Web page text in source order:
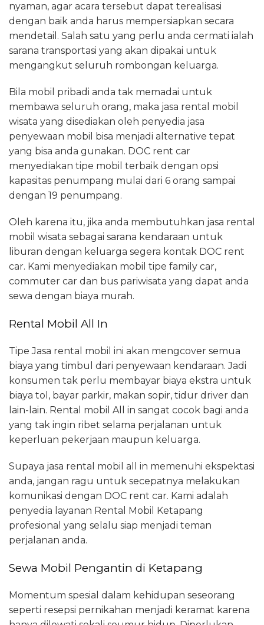
nyaman, agar acara tersebut dapat terealisasi
dengan baik anda harus mempersiapkan secara
mendetail. Salah satu yang perlu anda cermati ialah
sarana transportasi yang akan dipakai untuk
mengangkut seluruh rombongan keluarga.
Bila mobil pribadi anda tak memadai untuk
membawa seluruh orang, maka jasa rental mobil
wisata yang disediakan oleh penyedia jasa
penyewaan mobil bisa menjadi alternative tepat
yang bisa anda gunakan. DOC rent car
menyediakan tipe mobil terbaik dengan opsi
kapasitas penumpang mulai dari 6 orang sampai
dengan 19 penumpang.
Oleh karena itu, jika anda membutuhkan jasa rental
mobil wisata sebagai sarana kendaraan untuk
liburan dengan keluarga segera kontak DOC rent
car. Kami menyediakan mobil tipe family car,
commuter car dan bus pariwisata yang dapat anda
sewa dengan biaya murah.
Rental Mobil All In
Tipe Jasa rental mobil ini akan mengcover semua
biaya yang timbul dari penyewaan kendaraan. Jadi
konsumen tak perlu membayar biaya ekstra untuk
biaya tol, bayar parkir, makan sopir, tidur driver dan
lain-lain. Rental mobil All in sangat cocok bagi anda
yang tak ingin ribet selama perjalanan untuk
keperluan pekerjaan maupun keluarga.
Supaya jasa rental mobil all in memenuhi ekspektasi
anda, jangan ragu untuk secepatnya melakukan
komunikasi dengan DOC rent car. Kami adalah
penyedia layanan Rental Mobil Ketapang
profesional yang selalu siap menjadi teman
perjalanan anda.
Sewa Mobil Pengantin di Ketapang
Momentum spesial dalam kehidupan seseorang
seperti resepsi pernikahan menjadi keramat karena